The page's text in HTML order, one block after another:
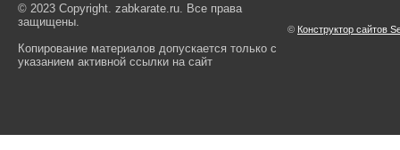
© Конструктор сайтов
© 2023 Copyright. zabkarate.ru. Все права
защищены.
Копирование материалов допускается только с
указанием активной ссылки на сайт